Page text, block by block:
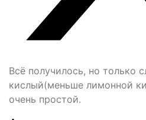
Всё получилось, но только
кислый(меньше лимонной
очень простой.